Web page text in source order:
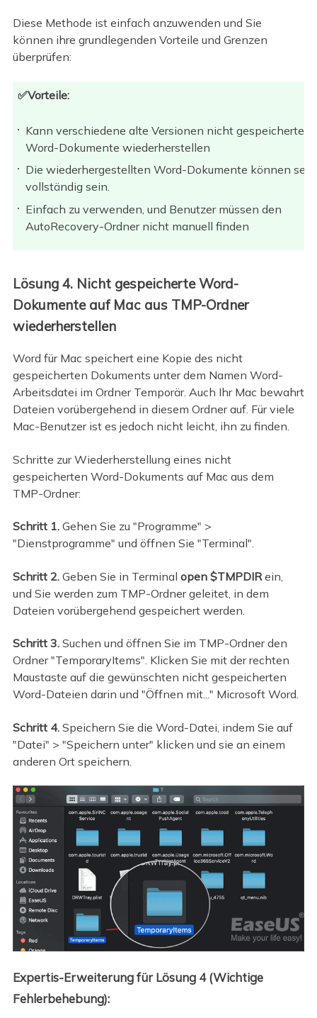
Diese Methode ist einfach anzuwenden und Sie
können ihre grundlegenden Vorteile und Grenzen
überprüfen:
✅Vorteile:
Kann verschiedene alte Versionen nicht gespeicherter
Word-Dokumente wiederherstellen
Die wiederhergestellten Word-Dokumente können sehr
vollständig sein.
Einfach zu verwenden, und Benutzer müssen den
AutoRecovery-Ordner nicht manuell finden
Lösung 4. Nicht gespeicherte Word-
Dokumente auf Mac aus TMP-Ordner
wiederherstellen
Word für Mac speichert eine Kopie des nicht
gespeicherten Dokuments unter dem Namen Word-
Arbeitsdatei im Ordner Temporär. Auch Ihr Mac bewahrt
Dateien vorübergehend in diesem Ordner auf. Für viele
Mac-Benutzer ist es jedoch nicht leicht, ihn zu finden.
Schritte zur Wiederherstellung eines nicht
gespeicherten Word-Dokuments auf Mac aus dem
TMP-Ordner:
Schritt 1. Gehen Sie zu "Programme" >
"Dienstprogramme" und öffnen Sie "Terminal".
Schritt 2.Geben Sie in Terminal open $TMPDIRein,
und Sie werden zum TMP-Ordner geleitet, in dem
Dateien vorübergehend gespeichert werden.
Schritt 3. Suchen und öffnen Sie im TMP-Ordner den
Ordner "TemporaryItems". Klicken Sie mit der rechten
Maustaste auf die gewünschten nicht gespeicherten
Word-Dateien darin und "Öffnen mit..." Microsoft Word.
Schritt 4. Speichern Sie die Word-Datei, indem Sie auf
"Datei" > "Speichern unter" klicken und sie an einem
anderen Ort speichern.
Expertis-Erweiterung für Lösung 4 (Wichtige
Fehlerbehebung):